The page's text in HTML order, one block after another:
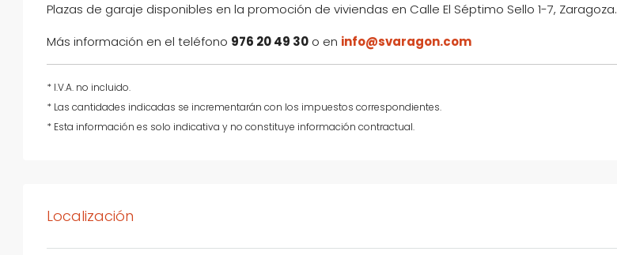
Plazas de garaje disponibles en la promoción de viviendas en Calle El Séptimo Sello 1-7, Zaragoza.
Más información en el teléfono 976 20 49 30 o en info@svaragon.com
* I.V.A. no incluido.
* Las cantidades indicadas se incrementarán con los impuestos correspondientes.
* Esta información es solo indicativa y no constituye información contractual.
Localización